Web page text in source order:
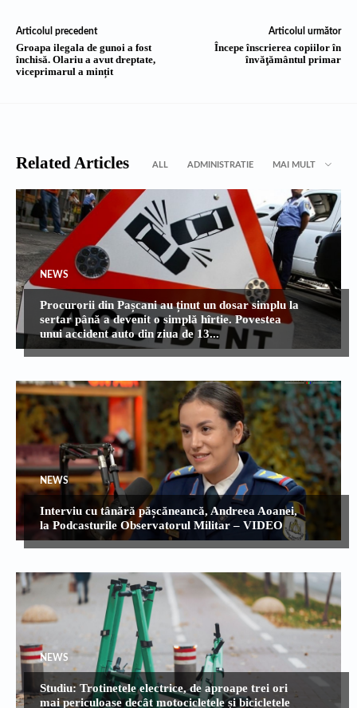
Articolul precedent
Groapa ilegala de gunoi a fost
închisă. Olariu a avut dreptate,
viceprimarul a mințit
Articolul următor
Începe înscrierea copiilor în
învăţământul primar
Related Articles ALL ADMINISTRATIE MAI MULT
NEWS
Procurorii din Pașcani au ținut un dosar simplu la
sertar până a devenit o simplă hîrtie. Povestea
unui accident auto din ziua de 13...
NEWS
Interviu cu tânără pășcăneancă, Andreea Aoanei,
la Podcasturile Observatorul Militar – VIDEO
NEWS
Studiu: Trotinetele electrice, de aproape trei ori
mai periculoase decât motocicletele și bicicletele